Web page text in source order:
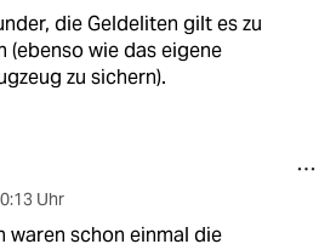
die Geldeliten gilt es zu
(ebenso wie das eigene
zu sichern).
Uhr
waren schon einmal die